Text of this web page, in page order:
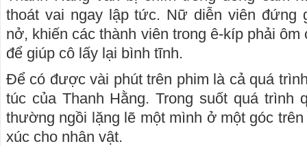
thoát vai ngay lập tức. Nữ diễn viên đứng
nở, khiến các thành viên trong ê-kíp phải ôm
để giúp cô lấy lại bình tĩnh.
Để có được vài phút trên phim là cả quá
túc của Thanh Hằng. Trong suốt quá trình
thường ngồi lặng lẽ một mình ở một góc
xúc cho nhân vật.